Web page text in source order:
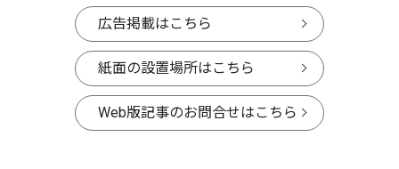
広告掲載はこちら
紙面の設置場所はこちら
Web版記事のお問合せはこちら